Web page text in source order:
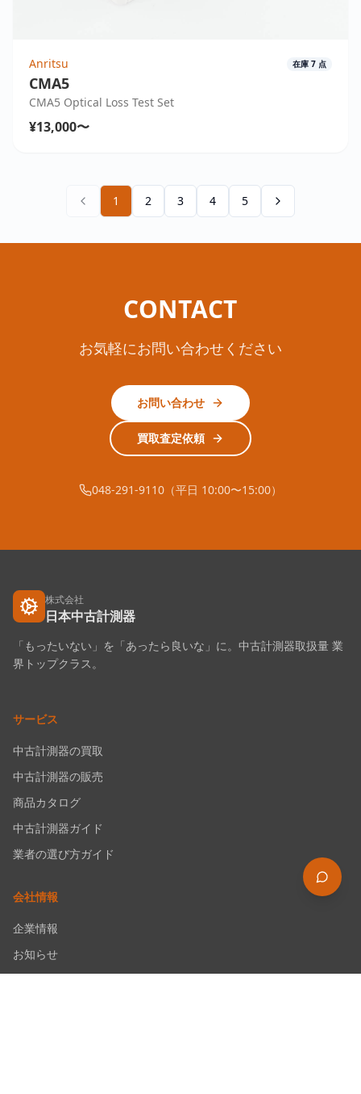
Anritsu 在庫 7 点
CMA5
CMA5 Optical Loss Test Set
¥13,000〜
1 2 3 4 5
CONTACT
お気軽にお問い合わせください
お問い合わせ
買取査定依頼
048-291-9110（平日 10:00〜15:00）
株式会社
日本中古計測器
「もったいない」を「あったら良いな」に。中古計測器取扱量 業
界トップクラス。
サービス
中古計測器の買取
中古計測器の販売
商品カタログ
中古計測器ガイド
業者の選び方ガイド
会社情報
企業情報
お知らせ